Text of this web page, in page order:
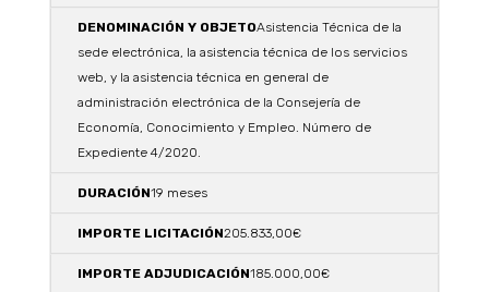
Asistencia Técnica de la
sede electrónica, la asistencia técnica de los servicios
web, y la asistencia técnica en general de
administración electrónica de la Consejería de
Economía, Conocimiento y Empleo. Número de
Expediente 4/2020.
19 meses
205.833,00€
185.000,00€